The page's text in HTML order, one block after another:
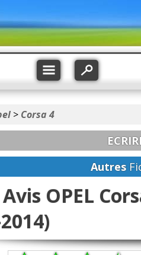
> Corsa 4
Autres
OPEL